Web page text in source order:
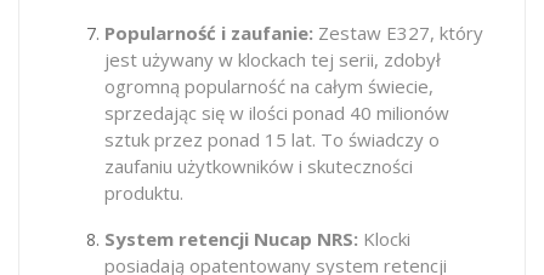
Popularność i zaufanie: Zestaw E327, który
jest używany w klockach tej serii, zdobył
ogromną popularność na całym świecie,
sprzedając się w ilości ponad 40 milionów
sztuk przez ponad 15 lat. To świadczy o
zaufaniu użytkowników i skuteczności
produktu.
System retencji Nucap NRS: Klocki
posiadają opatentowany system retencji